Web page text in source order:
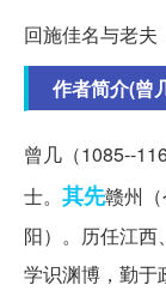
回施佳名与老夫
作者简介(曾
曾几（1085--
士。 其先赣州
阳）。历任江
学识渊博，勤于